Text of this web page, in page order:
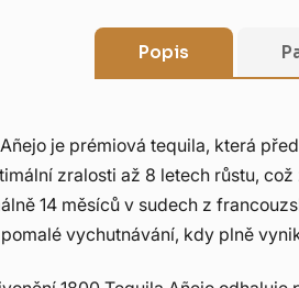
Popis
je prémiová tequila, která
zralosti až 8 letech růstu,
14 měsíců v sudech z
vychutnávání, kdy plně